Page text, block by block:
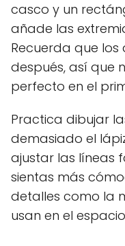
casco y un
añade las
Recuerda que
después, así que
perfecto en el
Practica dibujar
demasiado el
ajustar las líneas
sientas más
detalles como la
usan en el